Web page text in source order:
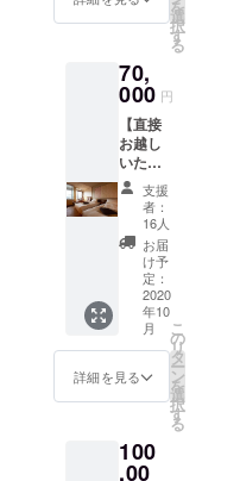
＋お礼
貴館の1
泊朝食
付き1名
様分に
なりま
す ※宿
泊可能
期間は
2022年
12月迄
としま
す ※除
外日
ＧＷ、
お盆期
間、年
末年始
ます。
※祝前
を
選
択
す
る
70,
000 円
【直接
お越し
いただ
ける
方】 未
来宿泊
チケッ
ト ペ
ア1泊2
食付き
プラン
（海側
の客室
おまか
せ）＋
2,000円
分のご
支援
者：
16人
お届
け予
定：
2020
年10
月
詳細を見る
こ
の
リ
タ
ー
ン
を
選
択
す
る
100
,00